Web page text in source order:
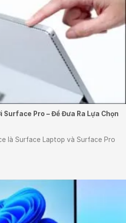
Pro – Để Đưa Ra Lựa Chọn
là Surface Laptop và Surface Pro